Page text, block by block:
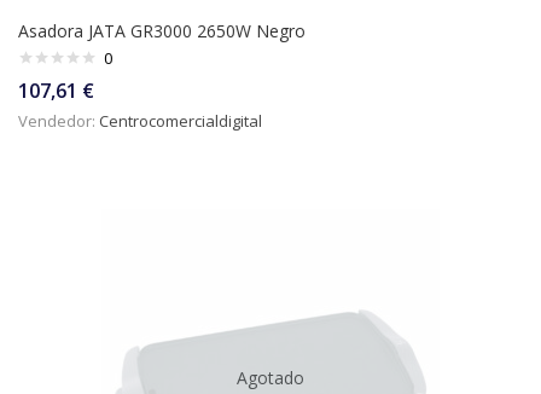
Asadora JATA GR3000 2650W Negro
0
107,61 €
Vendedor: Centrocomercialdigital
Agotado